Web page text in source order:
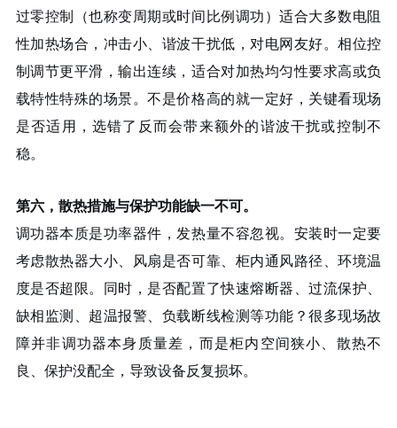
过零控制（也称变周期或时间比例调功）适合大多数电阻
性加热场合，冲击小、谐波干扰低，对电网友好。相位控
制调节更平滑，输出连续，适合对加热均匀性要求高或负
载特性特殊的场景。不是价格高的就一定好，关键看现场
是否适用，选错了反而会带来额外的谐波干扰或控制不
稳。
第六，散热措施与保护功能缺一不可。
调功器本质是功率器件，发热量不容忽视。安装时一定要
考虑散热器大小、风扇是否可靠、柜内通风路径、环境温
度是否超限。同时，是否配置了快速熔断器、过流保护、
缺相监测、超温报警、负载断线检测等功能？很多现场故
障并非调功器本身质量差，而是柜内空间狭小、散热不
良、保护没配全，导致设备反复损坏。